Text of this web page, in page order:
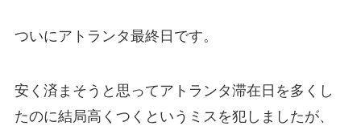
ついにアトランタ最終日です。
安く済まそうと思ってアトランタ滞在日を多くし
たのに結局高くつくというミスを犯しましたが、